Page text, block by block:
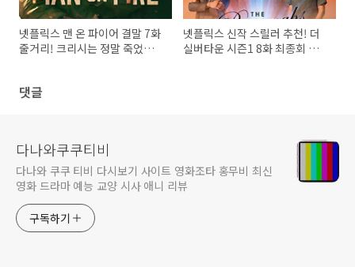
넷플릭스 맨 온 파이어 결말 7화
줄거리! 크리시는 정말 죽었을
넷플릭스 신작 스릴러 추천! 더
실버타운 시즌1 8화 최종회 줄
댓글
다나와쿠쿠티비
다나와 쿠쿠 티비 다시보기 사이트 영화조타 홍무비 최신
영화 드라마 예능 교양 시사 애니 리뷰
구독하기